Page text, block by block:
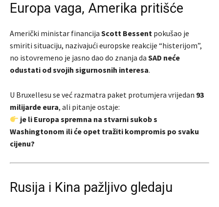
Europa vaga, Amerika pritišće
Američki ministar financija Scott Bessent pokušao je
smiriti situaciju, nazivajući europske reakcije “histerijom”,
no istovremeno je jasno dao do znanja da SAD neće
odustati od svojih sigurnosnih interesa.
U Bruxellesu se već razmatra paket protumjera vrijedan 93
milijarde eura, ali pitanje ostaje:
je li Europa spremna na stvarni sukob s
Washingtonom ili će opet tražiti kompromis po svaku
cijenu?
Rusija i Kina pažljivo gledaju